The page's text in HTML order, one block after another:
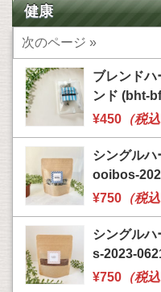
健康
次のページ »
ブレンド
ンド (bht-
¥450 （税込
シングル
ooibos-
¥750 （税込
シングル
s-2023-
¥750 （税込